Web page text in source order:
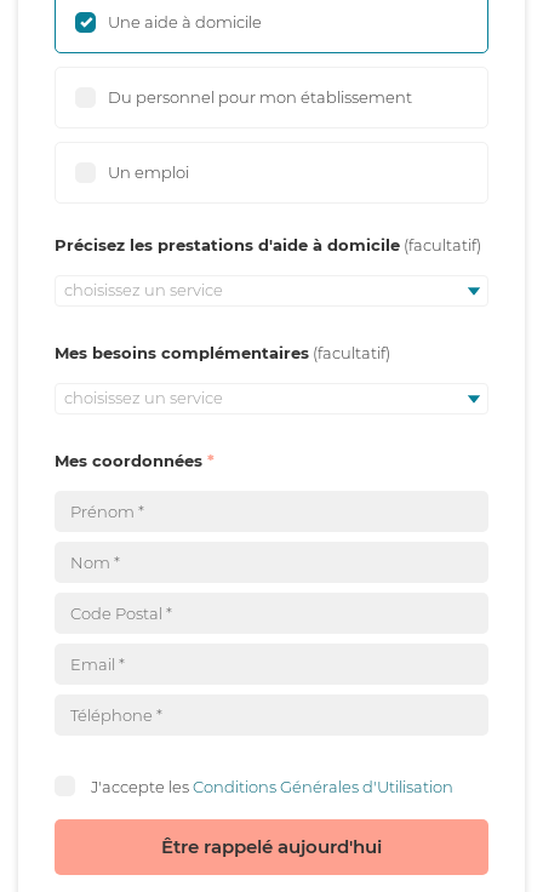
Une aide à domicile
Du personnel pour mon établissement
Un emploi
Précisez les prestations d'aide à domicile
choisissez un service
Mes besoins complémentaires
choisissez un service
Mes coordonnées
J'accepte lesConditions Générales d'Utilisation
Être rappelé aujourd'hui